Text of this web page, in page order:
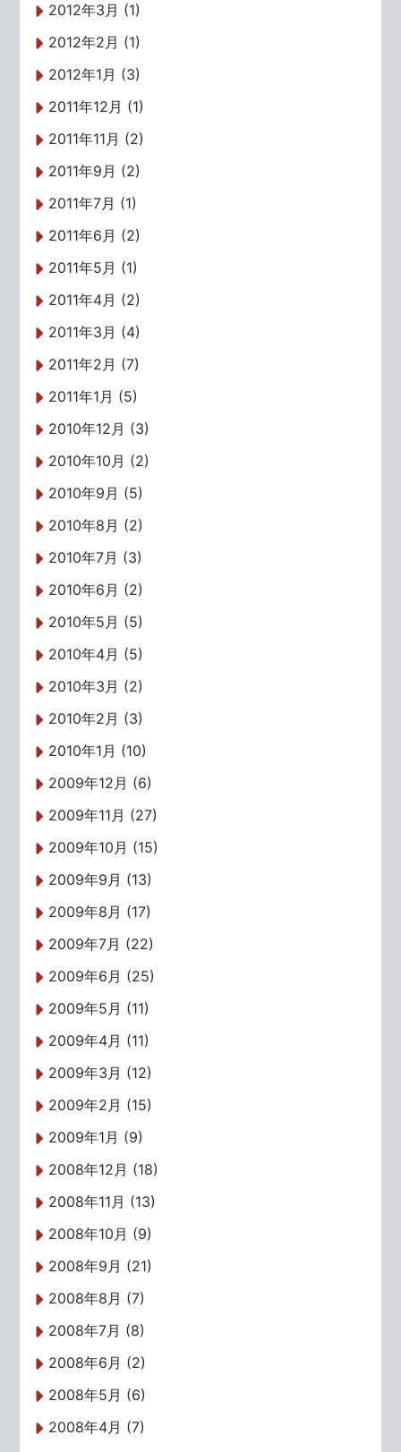
2012年3月 (1)
2012年2月 (1)
2012年1月 (3)
2011年12月 (1)
2011年11月 (2)
2011年9月 (2)
2011年7月 (1)
2011年6月 (2)
2011年5月 (1)
2011年4月 (2)
2011年3月 (4)
2011年2月 (7)
2011年1月 (5)
2010年12月 (3)
2010年10月 (2)
2010年9月 (5)
2010年8月 (2)
2010年7月 (3)
2010年6月 (2)
2010年5月 (5)
2010年4月 (5)
2010年3月 (2)
2010年2月 (3)
2010年1月 (10)
2009年12月 (6)
2009年11月 (27)
2009年10月 (15)
2009年9月 (13)
2009年8月 (17)
2009年7月 (22)
2009年6月 (25)
2009年5月 (11)
2009年4月 (11)
2009年3月 (12)
2009年2月 (15)
2009年1月 (9)
2008年12月 (18)
2008年11月 (13)
2008年10月 (9)
2008年9月 (21)
2008年8月 (7)
2008年7月 (8)
2008年6月 (2)
2008年5月 (6)
2008年4月 (7)